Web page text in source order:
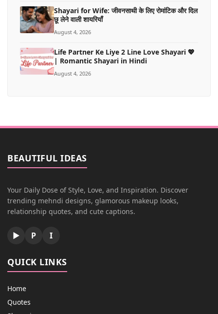
Shayari for Wife: जीवनसाथी के लिए रोमांटिक और दिल
छू लेने वाली शायरियाँ
August 4, 2026
Life Partner Ke Liye 2 Line Love Shayari 💖
| Romantic Shayari in Hindi
August 4, 2026
BEAUTIFUL IDEAS
Your Daily Dose of Style, Love, and Inspiration. Discover
trending mehndi designs, glamorous makeup looks,
relationship quotes, and cute captions.
▶ P I
QUICK LINKS
Home
Quotes